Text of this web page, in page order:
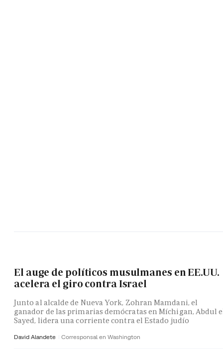
El auge de políticos musulmanes en EE.UU.
acelera el giro contra Israel
Junto al alcalde de Nueva York, Zohran Mamdani, el
ganador de las primarias demócratas en Míchigan, Abdul
Sayed, lidera una corriente contra el Estado judío
David Alandete Corresponsal en Washington